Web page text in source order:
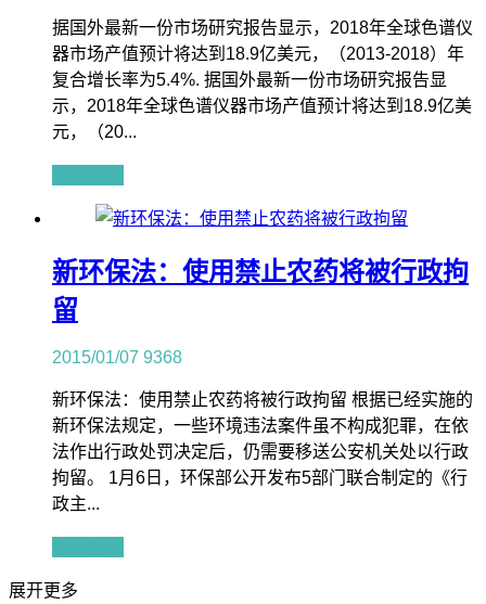
据国外最新一份市场研究报告显示，2018年全球色谱仪
器市场产值预计将达到18.9亿美元，（2013-2018）年
复合增长率为5.4%. 据国外最新一份市场研究报告显
示，2018年全球色谱仪器市场产值预计将达到18.9亿美
元，（20...
新环保法：使用禁止农药将被行政拘
留
2015/01/07 9368
新环保法：使用禁止农药将被行政拘留 根据已经实施的
新环保法规定，一些环境违法案件虽不构成犯罪，在依
法作出行政处罚决定后，仍需要移送公安机关处以行政
拘留。 1月6日，环保部公开发布5部门联合制定的《行
政主...
展开更多